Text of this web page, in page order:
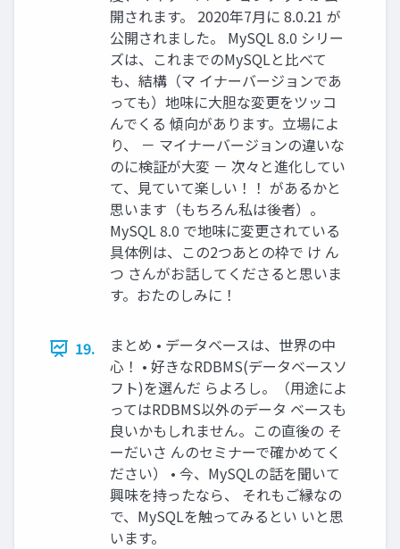
開されます。 2020年7月に 8.0.21 が
公開されました。 MySQL 8.0 シリー
ズは、これまでのMySQLと比べて
も、結構（マ イナーバージョンであ
っても）地味に大胆な変更をツッコ
んでくる 傾向があります。立場によ
り、 － マイナーバージョンの違いな
のに検証が大変 － 次々と進化してい
て、見ていて楽しい！！ があるかと
思います（もちろん私は後者）。
MySQL 8.0 で地味に変更されている
具体例は、この2つあとの枠で け ん
つ さんがお話してくださると思いま
す。おたのしみに！
19.
まとめ • データベースは、世界の中
心！ • 好きなRDBMS(データベースソ
フト)を選んだ らよろし。（用途によ
ってはRDBMS以外のデータ ベースも
良いかもしれません。この直後の そ
ーだいさ んのセミナーで確かめてく
ださい） • 今、MySQLの話を聞いて
興味を持ったなら、 それもご縁なの
で、MySQLを触ってみるとい いと思
います。